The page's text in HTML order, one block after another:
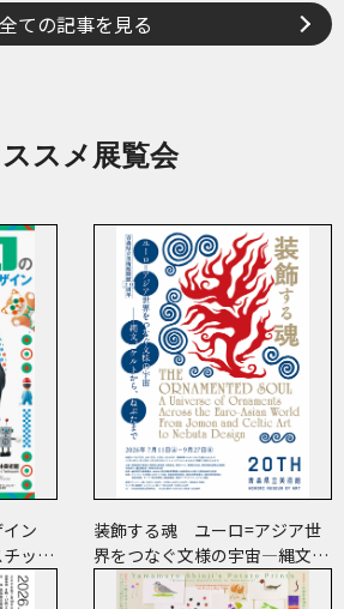
全ての記事を見る
スメ展覧会
イン
ッ
ート
装飾する魂 ユーロ=アジア世
界をつなぐ文様の宇宙―縄文、
ケルトから、ねぶたまで